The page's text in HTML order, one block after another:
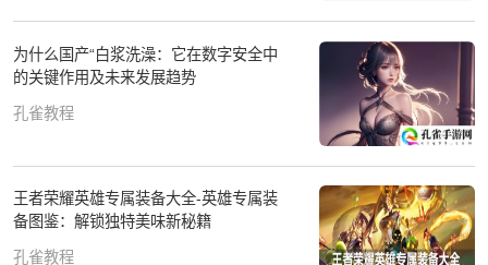
为什么国产“白浆洗澡：它在数字安全中
的关键作用及未来发展趋势
孔雀教程
王者荣耀英雄专属装备大全-英雄专属装
备图鉴：解锁独特美味新秘籍
孔雀教程